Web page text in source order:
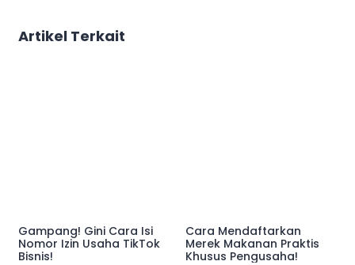
Artikel Terkait
Gampang! Gini Cara Isi
Nomor Izin Usaha TikTok
Bisnis!
Cara Mendaftarkan
Merek Makanan Praktis
Khusus Pengusaha!